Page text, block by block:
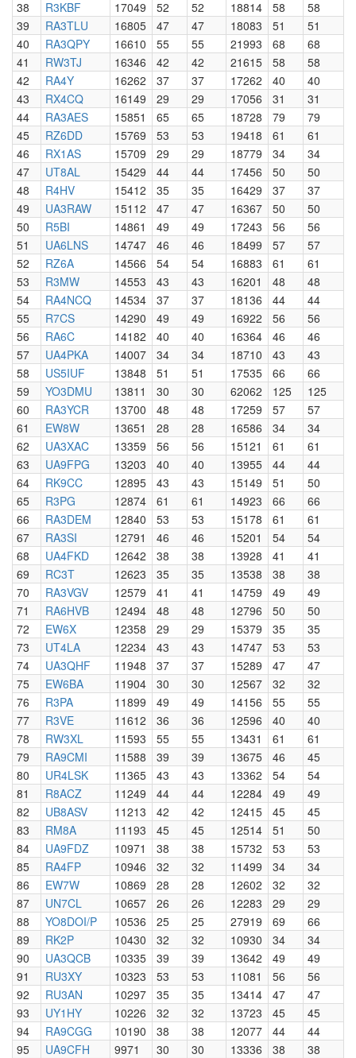
38 R3KBF 17049 52 52 18814 58
58
39
RA3TLU 16805 47 47 18083 51
51
40
RA3QPY 16610 55 55 21993 68
68
41
RW3TJ 16346 42 42 21615 58
58
42
RA4Y 16262 37 37 17262 40
40
43
RX4CQ 16149 29 29 17056 31
31
44
RA3AES 15851 65 65 18728 79
79
45
RZ6DD 15769 53 53 19418 61
61
46
RX1AS 15709 29 29 18779 34
34
47
UT8AL 15429 44 44 17456 50
50
48
R4HV 15412 35 35 16429 37
37
49
UA3RAW 15112 47 47 16367 50
50
50
R5BI 14861 49 49 17243 56
56
51
UA6LNS 14747 46 46 18499 57
57
52
RZ6A 14566 54 54 16883 61
61
53
R3MW 14553 43 43 16201 48
48
54
RA4NCQ 14534 37 37 18136 44
44
55
R7CS 14290 49 49 16922 56
56
56
RA6C 14182 40 40 16364 46
46
57
UA4PKA 14007 34 34 18710 43
43
58
US5IUF 13848 51 51 17535 66
66
59
YO3DMU 13811 30 30 62062 125
125
60
RA3YCR 13700 48 48 17259 57
57
61
EW8W 13651 28 28 16586 34
34
62
UA3XAC 13359 56 56 15121 61
61
63
UA9FPG 13203 40 40 13955 44
44
64
RK9CC 12895 43 43 15149 51
50
65
R3PG 12874 61 61 14923 66
66
66
RA3DEM 12840 53 53 15178 61
61
67
RA3SI 12791 46 46 15201 54
54
68
UA4FKD 12642 38 38 13928 41
41
69
RC3T 12623 35 35 13538 38
38
70
RA3VGV 12579 41 41 14759 49
49
71
RA6HVB 12494 48 48 12796 50
50
72
EW6X 12358 29 29 15379 35
35
73
UT4LA 12234 43 43 14747 53
53
74
UA3QHF 11948 37 37 15289 47
47
75
EW6BA 11904 30 30 12567 32
32
76
R3PA 11899 49 49 14156 55
55
77
R3VE 11612 36 36 12596 40
40
78
RW3XL 11593 55 55 13431 61
61
79
RA9CMI 11588 39 39 13675 46
45
80
UR4LSK 11365 43 43 13362 54
54
81
R8ACZ 11249 44 44 12284 49
49
82
UB8ASV 11213 42 42 12415 45
45
83
RM8A 11193 45 45 12514 51
50
84
UA9FDZ 10971 38 38 15732 53
53
85
RA4FP 10946 32 32 11499 34
34
86
EW7W 10869 28 28 12602 32
32
87
UN7CL 10657 26 26 12283 29
29
88
YO8DOI/P 10536 25 25 27919 69
66
89
RK2P 10430 32 32 10930 34
34
90
UA3QCB 10335 39 39 13642 49
49
91
RU3XY 10323 53 53 11081 56
56
92
RU3AN 10297 35 35 13414 47
47
93
UY1HY 10226 32 32 13723 45
45
94
RA9CGG 10190 38 38 12077 44
44
95
UA9CFH 9971 30 30 13336 38
38